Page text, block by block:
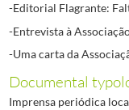
-Editorial Flagrante:
-Entrevista à
-Uma carta da
Documental
Imprensa periódica